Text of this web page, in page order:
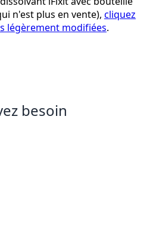
n'est plus en vente), cliquez
légèrement modifiées.
besoin